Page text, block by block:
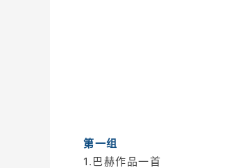
第一组
1.巴赫作品一首